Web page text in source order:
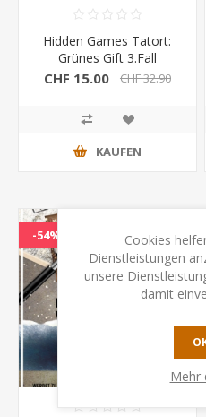
Hidden Games Tatort:
Grünes Gift 3.Fall
CHF 15.00 CHF 32.90
KAUFEN
-54%
Cookies
Dienstleistungen
unsere
damit
Mehr